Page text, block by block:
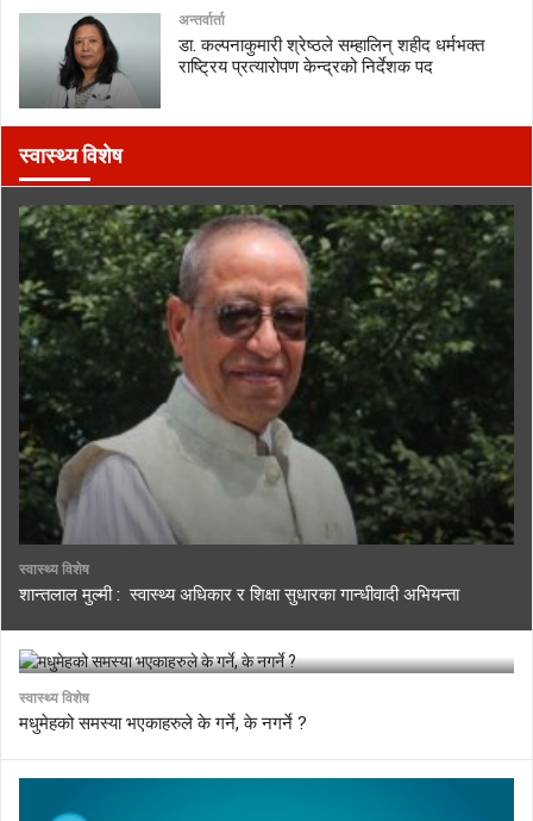
अन्तर्वार्ता
डा. कल्पनाकुमारी श्रेष्ठले सम्हालिन् शहीद धर्मभक्त
राष्ट्रिय प्रत्यारोपण केन्द्रको निर्देशक पद
स्वास्थ्य विशेष
स्वास्थ्य विशेष
शान्तलाल मुल्मी : स्वास्थ्य अधिकार र शिक्षा सुधारका गान्धीवादी अभियन्ता
स्वास्थ्य विशेष
मधुमेहको समस्या भएकाहरुले के गर्ने, के नगर्ने ?